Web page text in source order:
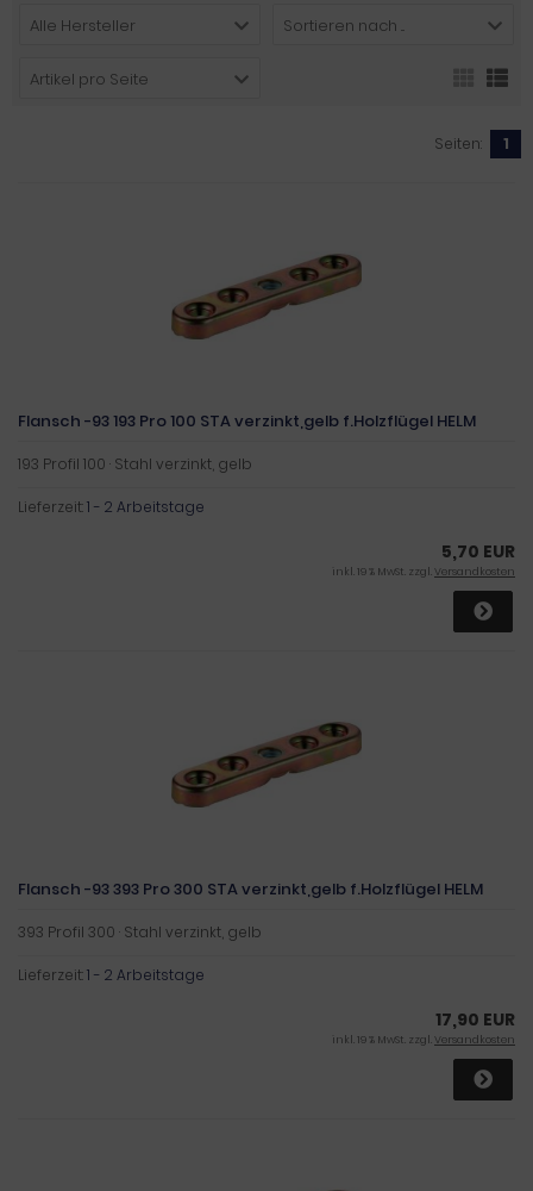
Alle Hersteller Sortieren nach ...
Artikel pro Seite
Seiten: 1
Flansch -93 193 Pro 100 STA verzinkt,gelb f.Holzflügel HELM
193 Profil 100 · Stahl verzinkt, gelb
Lieferzeit:1 - 2 Arbeitstage
5,70 EUR
inkl. 19 % MwSt. zzgl.Versandkosten
Flansch -93 393 Pro 300 STA verzinkt,gelb f.Holzflügel HELM
393 Profil 300 · Stahl verzinkt, gelb
Lieferzeit:1 - 2 Arbeitstage
17,90 EUR
inkl. 19 % MwSt. zzgl.Versandkosten